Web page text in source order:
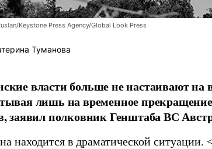
Keystone Press Agency/Global Look Press
Туманова
власти больше не настаивают на
лишь на временное
заявил полковник Генштаба ВС
находится в драматической